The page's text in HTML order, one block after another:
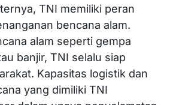
TNI memiliki peran
bencana alam.
alam seperti gempa
banjir, TNI selalu siap
Kapasitas logistik dan
yang dimiliki TNI